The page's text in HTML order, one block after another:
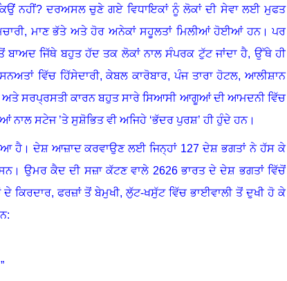
ਨਹੀਂ? ਦਰਅਸਲ ਚੁਣੇ ਗਏ ਵਿਧਾਇਕਾਂ ਨੂੰ ਲੋਕਾਂ ਦੀ ਸੇਵਾ ਲਈ ਮੁਫਤ
, ਮਾਣ ਭੱਤੇ ਅਤੇ ਹੋਰ ਅਨੇਕਾਂ ਸਹੂਲਤਾਂ ਮਿਲੀਆਂ ਹੋਈਆਂ ਹਨ।ਪਰ
ਜਿੱਥੇ ਬਹੁਤ ਹੱਦ ਤਕ ਲੋਕਾਂ ਨਾਲ ਸੰਪਰਕ ਟੁੱਟ ਜਾਂਦਾ ਹੈ, ਉੱਥੇ ਹੀ
ਸਨਅਤਾਂ ਵਿੱਚ ਹਿੱਸੇਦਾਰੀ,ਕੇਬਲ ਕਾਰੋਬਾਰ,ਪੰਜ ਤਾਰਾ ਹੋਟਲ,ਆਲੀਸ਼ਾਨ
ਅਤੇ ਸਰਪ੍ਰਸਤੀ ਕਾਰਨ ਬਹੁਤ ਸਾਰੇ ਸਿਆਸੀ ਆਗੂਆਂ ਦੀ ਆਮਦਨੀ ਵਿੱਚ
ਨਾਲ ਸਟੇਜ ’ਤੇ ਸੁਸ਼ੋਭਿਤ ਵੀ ਅਜਿਹੇ ‘ਭੱਦਰ ਪੁਰਸ਼’ਹੀ ਹੁੰਦੇ ਹਨ।
ਹੈ।ਦੇਸ਼ ਆਜ਼ਾਦ ਕਰਵਾਉਣ ਲਈ ਜਿਨ੍ਹਾਂ 127 ਦੇਸ਼ ਭਗਤਾਂ ਨੇ ਹੱਸ ਕੇ
। ਉਮਰ ਕੈਦ ਦੀ ਸਜ਼ਾ ਕੱਟਣ ਵਾਲੇ 2626ਭਾਰਤ ਦੇ ਦੇਸ਼ ਭਗਤਾਂ ਵਿੱਚੋਂ
ਕਿਰਦਾਰ,ਫਰਜ਼ਾਂ ਤੋਂ ਬੇਮੁਖੀ,ਲੁੱਟ-ਖਸੁੱਟ ਵਿੱਚ ਭਾਈਵਾਲੀ ਤੋਂ ਦੁਖੀ ਹੋ ਕੇ